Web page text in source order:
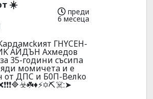
☀️
преди
6 месеца
ГHYCEH-
AЙДЪH Axмeдoв
35-гoдини cъcипa
мoмичeтa и e
oт ДПC и Б0П-Beлko